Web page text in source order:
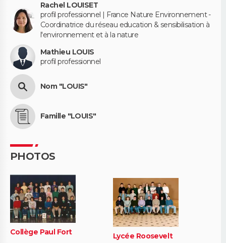
Rachel LOUISET
profil professionnel | France Nature Environnement -
Coordinatrice du réseau education & sensibilisation à
l'environnement et à la nature
Mathieu LOUIS
profil professionnel
Nom "LOUIS"
Famille "LOUIS"
PHOTOS
Collège Paul Fort Lycée Roosevelt